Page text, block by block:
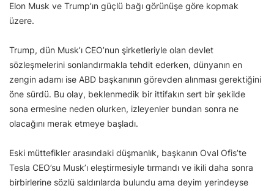
Elon Musk ve Trump’ın güçlü bağı görünüşe göre kopmak
üzere.
Trump, dün Musk’ı CEO’nun şirketleriyle olan devlet
sözleşmelerini sonlandırmakla tehdit ederken, dünyanın en
zengin adamı ise ABD başkanının görevden alınması gerektiğini
öne sürdü. Bu olay, beklenmedik bir ittifakın sert bir şekilde
sona ermesine neden olurken, izleyenler bundan sonra ne
olacağını merak etmeye başladı.
Eski müttefikler arasındaki düşmanlık, başkanın Oval Ofis’te
Tesla CEO’su Musk’ı eleştirmesiyle tırmandı ve ikili daha sonra
birbirlerine sözlü saldırılarda bulundu ama deyim yerindeyse